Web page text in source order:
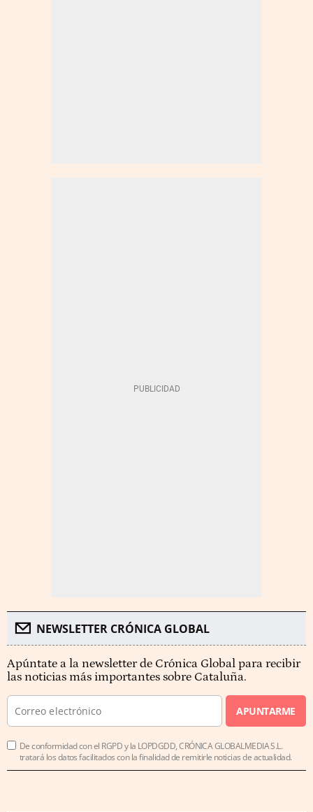
NEWSLETTER CRÓNICA GLOBAL
Apúntate a la newsletter de Crónica Global para recibir
las noticias más importantes sobre Cataluña.
APUNTARME
De conformidad con el RGPD y la LOPDGDD, CRÓNICA GLOBALMEDIA S.L.
tratará los datos facilitados con la finalidad de remitirle noticias de actualidad.